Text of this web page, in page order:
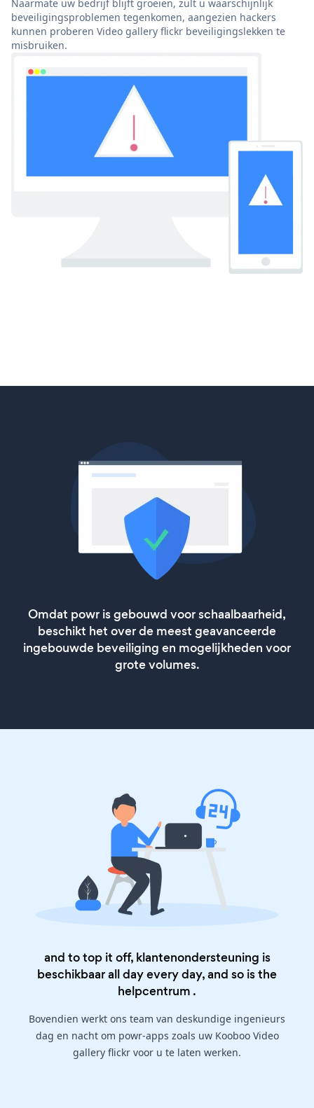
Naarmate uw bedrijf blijft groeien, zult u waarschijnlijk
beveiligingsproblemen tegenkomen, aangezien hackers
kunnen proberen Video gallery flickr beveiligingslekken te
misbruiken.
Omdat powr is gebouwd voor schaalbaarheid,
beschikt het over de meest geavanceerde
ingebouwde beveiliging en mogelijkheden voor
grote volumes.
and to top it off, klantenondersteuning is
beschikbaar all day every day, and so is the
helpcentrum .
Bovendien werkt ons team van deskundige ingenieurs
dag en nacht om powr-apps zoals uw Kooboo Video
gallery flickr voor u te laten werken.